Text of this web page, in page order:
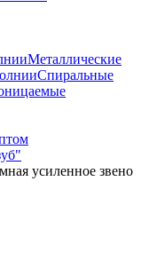
Металлические
Спиральные
усиленное звено